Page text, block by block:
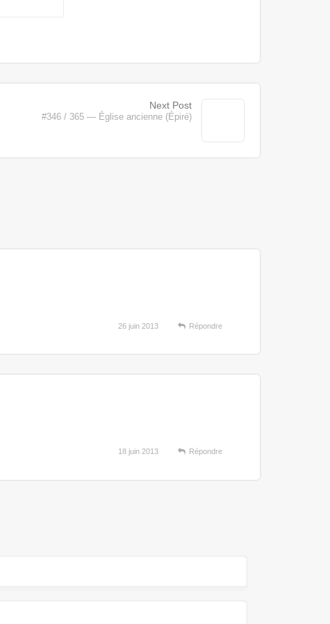
Next Post
#346 / 365 — Église ancienne (Épiré)
26 juin 2013 Répondre
18 juin 2013 Répondre